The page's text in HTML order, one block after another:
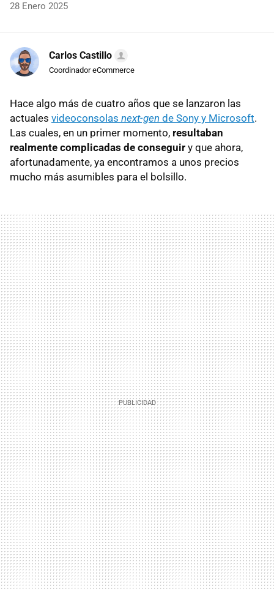
28 Enero 2025
Carlos Castillo
Coordinador eCommerce
Hace algo más de cuatro años que se lanzaron las
actuales videoconsolas next-gen de Sony y Microsoft.
Las cuales, en un primer momento, resultaban
realmente complicadas de conseguir y que ahora,
afortunadamente, ya encontramos a unos precios
mucho más asumibles para el bolsillo.